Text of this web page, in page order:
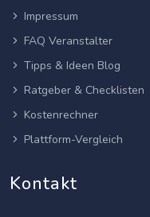
Impressum
FAQ Veranstalter
Tipps & Ideen Blog
Ratgeber & Checklisten
Kostenrechner
Plattform-Vergleich
Kontakt